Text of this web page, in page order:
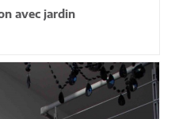
avec jardin